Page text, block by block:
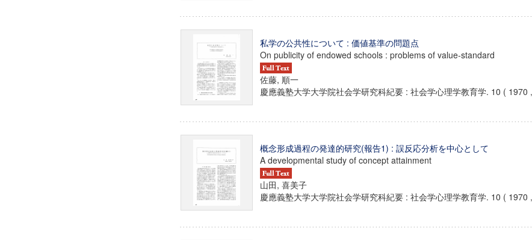
私学の公共性について : 価値基準の問題点
On publicity of endowed schools : problems of value-standard
佐藤, 順一
慶應義塾大学大学院社会学研究科紀要 : 社会学心理学教育学. 10 ( 1970
概念形成過程の発達的研究(報告1) : 誤反応分析を中心として
A developmental study of concept attainment
山田, 喜美子
慶應義塾大学大学院社会学研究科紀要 : 社会学心理学教育学. 10 ( 1970